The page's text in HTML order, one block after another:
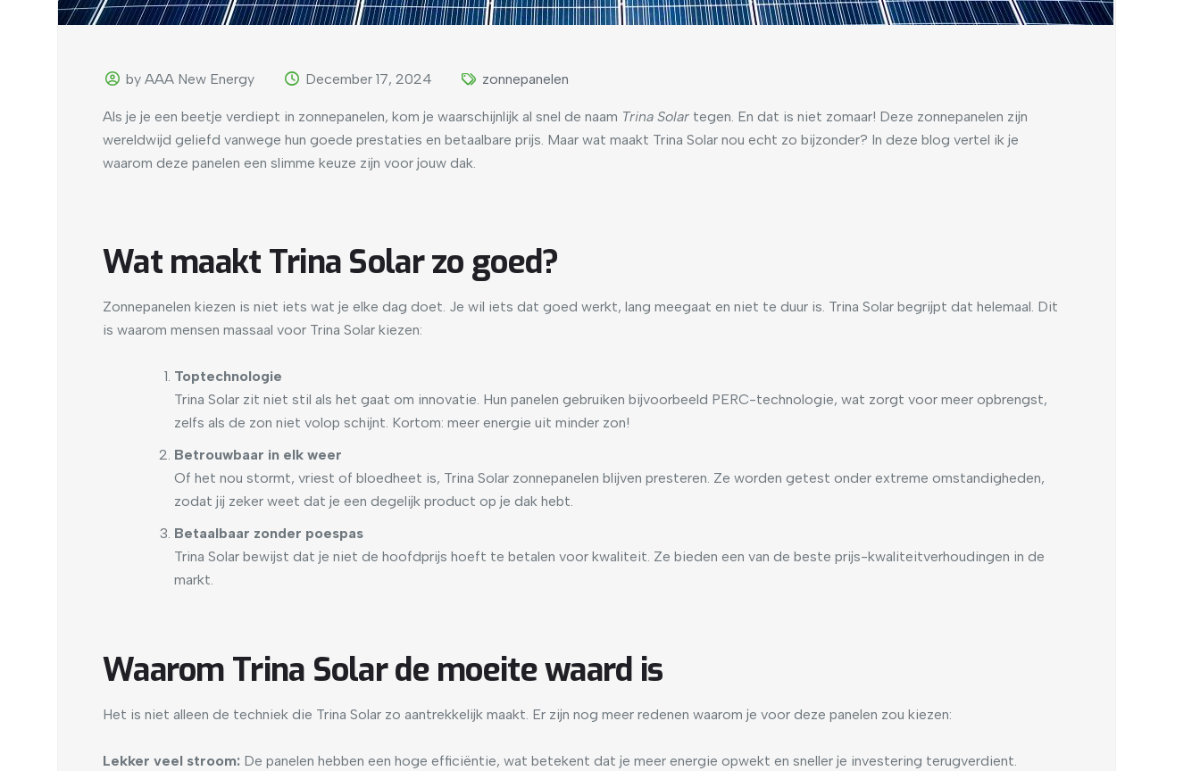
by AAA New Energy December 17, 2024 zonnepanelen
Als je je een beetje verdiept in zonnepanelen, kom je waarschijnlijk al snel de naam Trina Solar tegen. En dat is niet zomaar! Deze zonnepanelen zijn
wereldwijd geliefd vanwege hun goede prestaties en betaalbare prijs. Maar wat maakt Trina Solar nou echt zo bijzonder? In deze blog vertel ik je
waarom deze panelen een slimme keuze zijn voor jouw dak.
Wat maakt Trina Solar zo goed?
Zonnepanelen kiezen is niet iets wat je elke dag doet. Je wil iets dat goed werkt, lang meegaat en niet te duur is. Trina Solar begrijpt dat helemaal. Dit
is waarom mensen massaal voor Trina Solar kiezen:
Toptechnologie
Trina Solar zit niet stil als het gaat om innovatie. Hun panelen gebruiken bijvoorbeeld PERC-technologie, wat zorgt voor meer opbrengst,
zelfs als de zon niet volop schijnt. Kortom: meer energie uit minder zon!
Betrouwbaar in elk weer
Of het nou stormt, vriest of bloedheet is, Trina Solar zonnepanelen blijven presteren. Ze worden getest onder extreme omstandigheden,
zodat jij zeker weet dat je een degelijk product op je dak hebt.
Betaalbaar zonder poespas
Trina Solar bewijst dat je niet de hoofdprijs hoeft te betalen voor kwaliteit. Ze bieden een van de beste prijs-kwaliteitverhoudingen in de
markt.
Waarom Trina Solar de moeite waard is
Het is niet alleen de techniek die Trina Solar zo aantrekkelijk maakt. Er zijn nog meer redenen waarom je voor deze panelen zou kiezen:
Lekker veel stroom: De panelen hebben een hoge efficiëntie, wat betekent dat je meer energie opwekt en sneller je investering terugverdient.